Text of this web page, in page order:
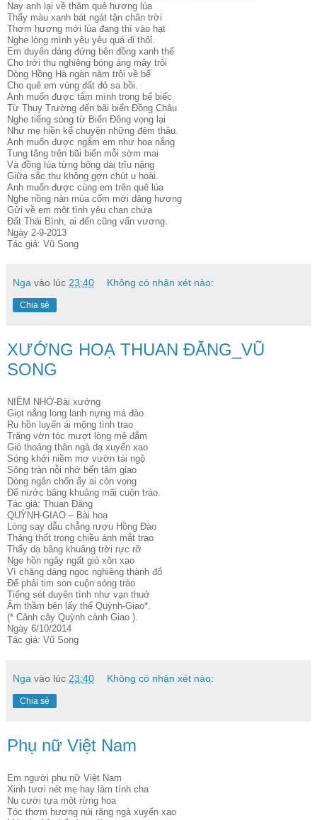
Nay anh lại về thăm quê hương lúa
Thấy màu xanh bát ngát tận chân trời
Thơm hương mới lúa đang thì vào hạt
Nghe lòng mình yêu yêu quá đi thôi.
Em duyên dáng đứng bên đồng xanh thế
Cho trời thu nghiêng bóng áng mây trôi
Dòng Hồng Hà ngàn năm trôi về bể
Cho quê em vùng đất đỏ sa bồi.
Anh muốn được tắm mình trong bể biếc
Từ Thụy Trường đến bãi biển Đồng Châu
Nghe tiếng sóng từ Biển Đông vọng lại
Như mẹ hiền kể chuyện những đêm thâu.
Anh muốn được ngắm em như hoa nắng
Tung tăng trên bãi biển mỗi sớm mai
Và đồng lúa từng bông dài trĩu nặng
Giữa sắc thu không gợn chút u hoài.
Anh muốn được cùng em trên quê lúa
Nghe nồng nàn mùa cốm mới dâng hương
Gửi về em một tình yêu chan chứa
Đất Thái Bình, ai đến cũng vấn vương.
Ngày 2-9-2013
Tác giả: Vũ Song
Nga vào lúc 23:40 Không có nhận xét nào:
Chia sẻ
XƯỚNG HOẠ THUAN ĐĂNG_VŨ
SONG
NIỀM NHỚ-Bài xướng
Giọt nắng long lanh nựng má đào
Ru hồn luyến ái mộng tình trao
Trăng vờn tóc mượt lòng mê đắm
Gió thoảng thân ngà dạ xuyến xao
Sóng khởi niềm mơ vườn tái ngộ
Sông tràn nỗi nhớ bến tâm giao
Dòng ngân chốn ấy ai còn vọng
Để nước bâng khuâng mãi cuộn trào.
Tác giả: Thuan Đăng
QUỲNH-GIAO – Bài hoạ
Lòng say dẫu chẳng rượu Hồng Đào
Thảng thốt trong chiều ánh mắt trao
Thấy dạ bâng khuâng trời rực rỡ
Nge hồn ngây ngất gió xôn xao
Vì chăng dáng ngọc nghiêng thành đổ
Để phải tim son cuộn sóng trào
Tiếng sét duyên tình như vạn thuở
Âm thầm bện lấy thể Quỳnh-Giao*.
(* Cảnh cây Quỳnh cành Giao ).
Ngày 6/10/2014
Tác giả: Vũ Song
Nga vào lúc 23:40 Không có nhận xét nào:
Chia sẻ
Phụ nữ Việt Nam
Em người phụ nữ Việt Nam
Xinh tươi nét mẹ hay làm tính cha
Nụ cười tựa một rừng hoa
Tóc thơm hương núi răng ngà xuyến xao